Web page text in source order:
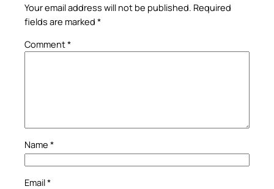
Your email address will not be published. Required
fields are marked *
Comment*
Name *
Email*